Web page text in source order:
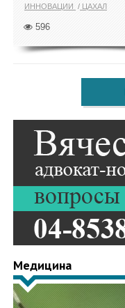
ИННОВАЦИИ ЦАХАЛ
596
Медицина